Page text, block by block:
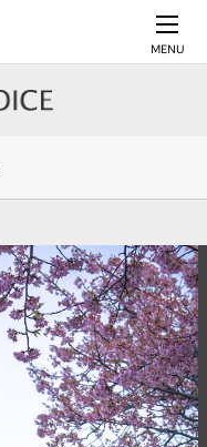
MENU